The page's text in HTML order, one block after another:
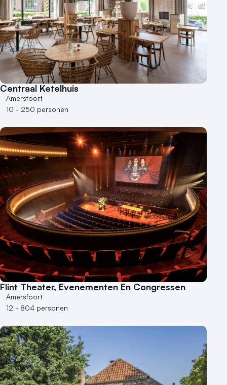
Centraal Ketelhuis
Amersfoort
10 - 250 personen
Flint Theater, Evenementen En Congressen
Amersfoort
12 - 804 personen